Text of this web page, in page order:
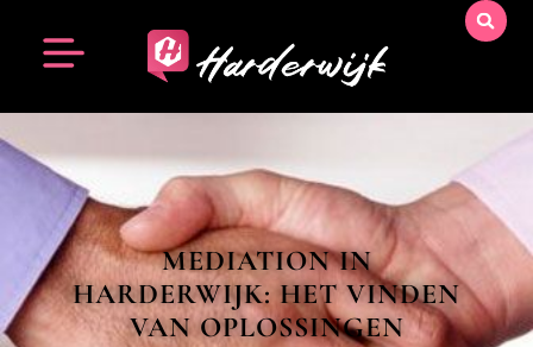
MEDIATION IN
HARDERWIJK: HET VINDEN
VAN OPLOSSINGEN